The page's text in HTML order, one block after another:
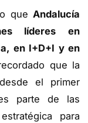
que Andalucía
líderes en
en I+D+I y en
que la
el primer
parte de las
para